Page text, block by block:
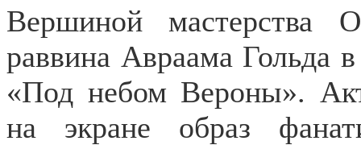
Вершиной мастерства
раввина Авраама Гольда
«Под небом Вероны».
на экране образ